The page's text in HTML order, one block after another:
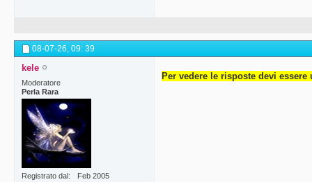
08-07-26, 09: 39
kele
Moderatore
Perla Rara
Registrato dal
Feb 2005
Per vedere le risposte devi